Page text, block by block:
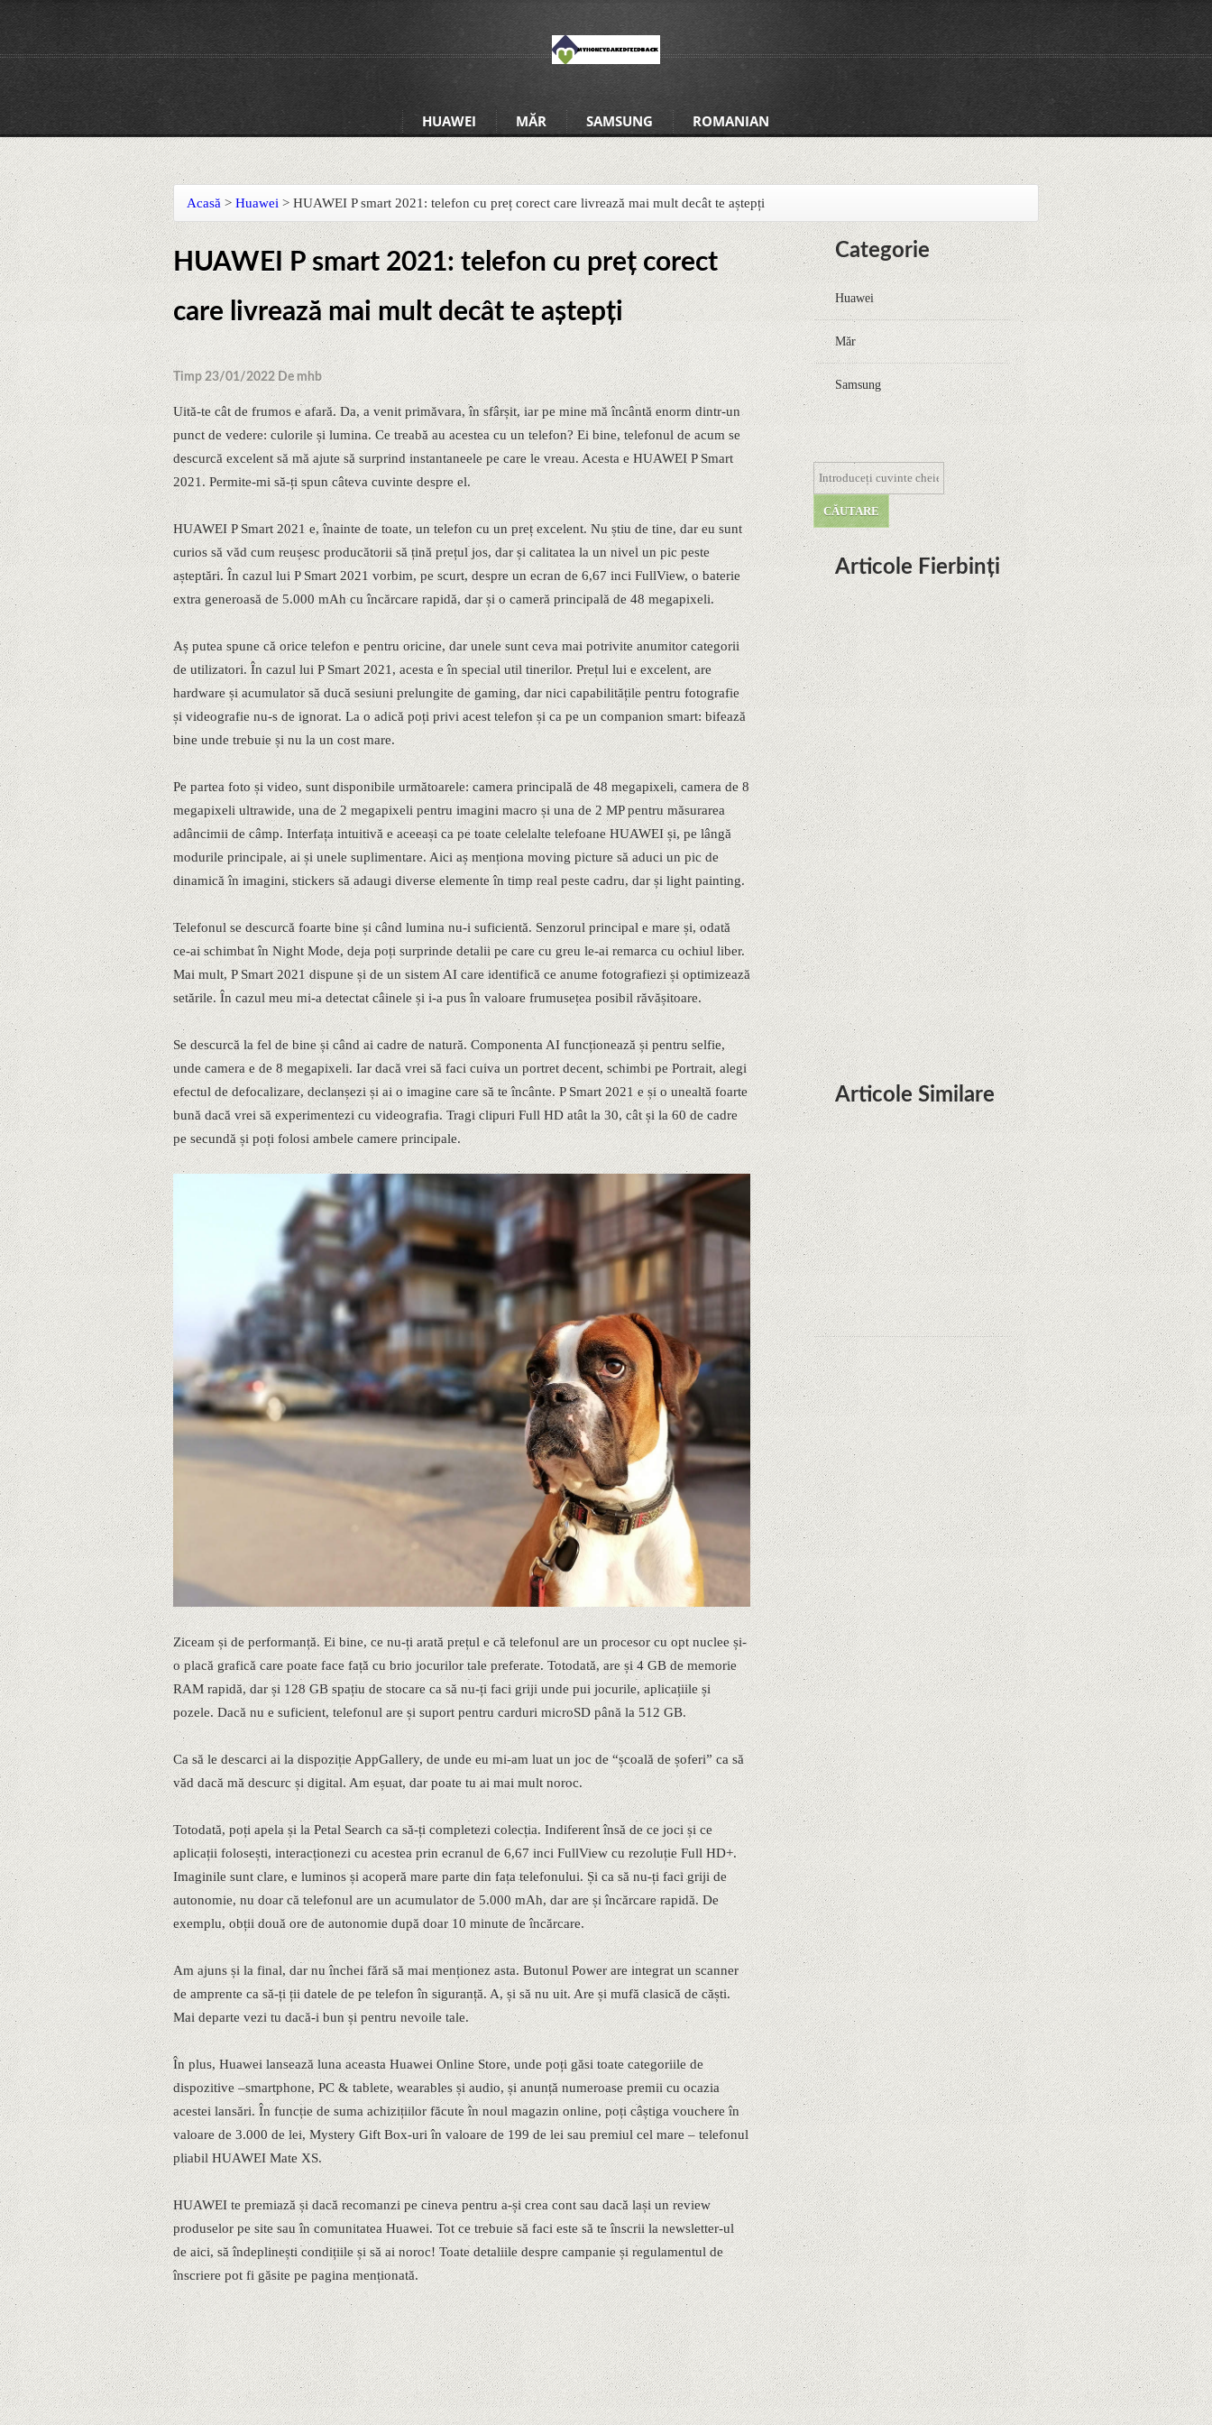
HUAWEI MĂR SAMSUNG ROMANIAN
Acasă > Huawei > HUAWEI P smart 2021: telefon cu preț corect care livrează mai mult decât te aștepți
HUAWEI P smart 2021: telefon cu preț corect
care livrează mai mult decât te aștepți
Timp 23/01/2022 De mhb
Uită-te cât de frumos e afară. Da, a venit primăvara, în sfârșit, iar pe mine mă încântă enorm dintr-un
punct de vedere: culorile și lumina. Ce treabă au acestea cu un telefon? Ei bine, telefonul de acum se
descurcă excelent să mă ajute să surprind instantaneele pe care le vreau. Acesta e HUAWEI P Smart
2021. Permite-mi să-ți spun câteva cuvinte despre el.
HUAWEI P Smart 2021 e, înainte de toate, un telefon cu un preț excelent. Nu știu de tine, dar eu sunt
curios să văd cum reușesc producătorii să țină prețul jos, dar și calitatea la un nivel un pic peste
așteptări. În cazul lui P Smart 2021 vorbim, pe scurt, despre un ecran de 6,67 inci FullView, o baterie
extra generoasă de 5.000 mAh cu încărcare rapidă, dar și o cameră principală de 48 megapixeli.
Aș putea spune că orice telefon e pentru oricine, dar unele sunt ceva mai potrivite anumitor categorii
de utilizatori. În cazul lui P Smart 2021, acesta e în special util tinerilor. Prețul lui e excelent, are
hardware și acumulator să ducă sesiuni prelungite de gaming, dar nici capabilitățile pentru fotografie
și videografie nu-s de ignorat. La o adică poți privi acest telefon și ca pe un companion smart: bifează
bine unde trebuie și nu la un cost mare.
Pe partea foto și video, sunt disponibile următoarele: camera principală de 48 megapixeli, camera de 8
megapixeli ultrawide, una de 2 megapixeli pentru imagini macro și una de 2 MP pentru măsurarea
adâncimii de câmp. Interfața intuitivă e aceeași ca pe toate celelalte telefoane HUAWEI și, pe lângă
modurile principale, ai și unele suplimentare. Aici aș menționa moving picture să aduci un pic de
dinamică în imagini, stickers să adaugi diverse elemente în timp real peste cadru, dar și light painting.
Telefonul se descurcă foarte bine și când lumina nu-i suficientă. Senzorul principal e mare și, odată
ce-ai schimbat în Night Mode, deja poți surprinde detalii pe care cu greu le-ai remarca cu ochiul liber.
Mai mult, P Smart 2021 dispune și de un sistem AI care identifică ce anume fotografiezi și optimizează
setările. În cazul meu mi-a detectat câinele și i-a pus în valoare frumusețea posibil răvășitoare.
Se descurcă la fel de bine și când ai cadre de natură. Componenta AI funcționează și pentru selfie,
unde camera e de 8 megapixeli. Iar dacă vrei să faci cuiva un portret decent, schimbi pe Portrait, alegi
efectul de defocalizare, declanșezi și ai o imagine care să te încânte. P Smart 2021 e și o unealtă foarte
bună dacă vrei să experimentezi cu videografia. Tragi clipuri Full HD atât la 30, cât și la 60 de cadre
pe secundă și poți folosi ambele camere principale.
Ziceam și de performanță. Ei bine, ce nu-ți arată prețul e că telefonul are un procesor cu opt nuclee și-
o placă grafică care poate face față cu brio jocurilor tale preferate. Totodată, are și 4 GB de memorie
RAM rapidă, dar și 128 GB spațiu de stocare ca să nu-ți faci griji unde pui jocurile, aplicațiile și
pozele. Dacă nu e suficient, telefonul are și suport pentru carduri microSD până la 512 GB.
Ca să le descarci ai la dispoziție AppGallery, de unde eu mi-am luat un joc de “școală de șoferi” ca să
văd dacă mă descurc și digital. Am eșuat, dar poate tu ai mai mult noroc.
Totodată, poți apela și la Petal Search ca să-ți completezi colecția. Indiferent însă de ce joci și ce
aplicații folosești, interacționezi cu acestea prin ecranul de 6,67 inci FullView cu rezoluție Full HD+.
Imaginile sunt clare, e luminos și acoperă mare parte din fața telefonului. Și ca să nu-ți faci griji de
autonomie, nu doar că telefonul are un acumulator de 5.000 mAh, dar are și încărcare rapidă. De
exemplu, obții două ore de autonomie după doar 10 minute de încărcare.
Am ajuns și la final, dar nu închei fără să mai menționez asta. Butonul Power are integrat un scanner
de amprente ca să-ți ții datele de pe telefon în siguranță. A, și să nu uit. Are și mufă clasică de căști.
Mai departe vezi tu dacă-i bun și pentru nevoile tale.
În plus, Huawei lansează luna aceasta Huawei Online Store, unde poți găsi toate categoriile de
dispozitive –smartphone, PC & tablete, wearables și audio, și anunță numeroase premii cu ocazia
acestei lansări. În funcție de suma achizițiilor făcute în noul magazin online, poți câștiga vouchere în
valoare de 3.000 de lei, Mystery Gift Box-uri în valoare de 199 de lei sau premiul cel mare – telefonul
pliabil HUAWEI Mate XS.
HUAWEI te premiază și dacă recomanzi pe cineva pentru a-și crea cont sau dacă lași un review
produselor pe site sau în comunitatea Huawei. Tot ce trebuie să faci este să te înscrii la newsletter-ul
de aici, să îndeplinești condițiile și să ai noroc! Toate detaliile despre campanie și regulamentul de
înscriere pot fi găsite pe pagina menționată.
Categorie
Huawei
Măr
Samsung
Articole Fierbinți
Dota Anime venind la Netflix în
această lună de la Legenda Korra
Studio Mir
Curtea Supremă reglementează în
favoarea Google în Oracle Java
Fight
Zvon: aplicațiile Google nu se mai
pot instala pe terminalele Huawei
cu procesoare Kirin
Huawei P50 primeşte o posibilă
dată de lansare şi e mai curând
decât credeam; Are cameră
telephoto cu zoom optic variabil
Articole Similare